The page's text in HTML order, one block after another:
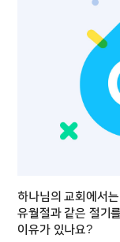
하나님의 교회에서
유월절과 같은 절기
이유가 있나요?